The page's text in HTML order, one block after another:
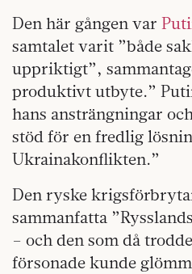
Den här gången var
samtalet varit ”både
uppriktigt”,
produktivt utbyte.”
hans ansträngningar
stöd för en fredlig
Ukrainakonflikten.”
Den ryske
sammanfatta
– och den som då
försonade kunde